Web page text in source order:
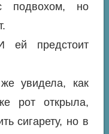
подвохом, но
ей предстоит
увидела, как
рот открыла,
сигарету, но в